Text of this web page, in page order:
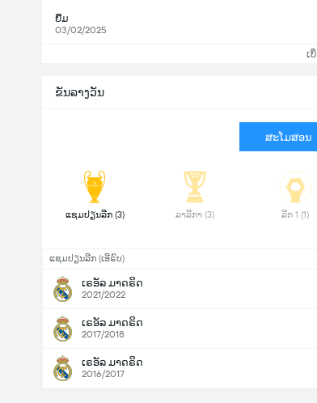
ຢືມ
03/02/2025
ເ
ຂັນລາງວັນ
ສະໂມສອນ
ແຊມປຽນລີກ (3)
ແຊມປຽນລີກ (ເອີຣົບ)
ເຣອັລ ມາດຣິດ
2021/2022
ເຣອັລ ມາດຣິດ
2017/2018
ເຣອັລ ມາດຣິດ
2016/2017